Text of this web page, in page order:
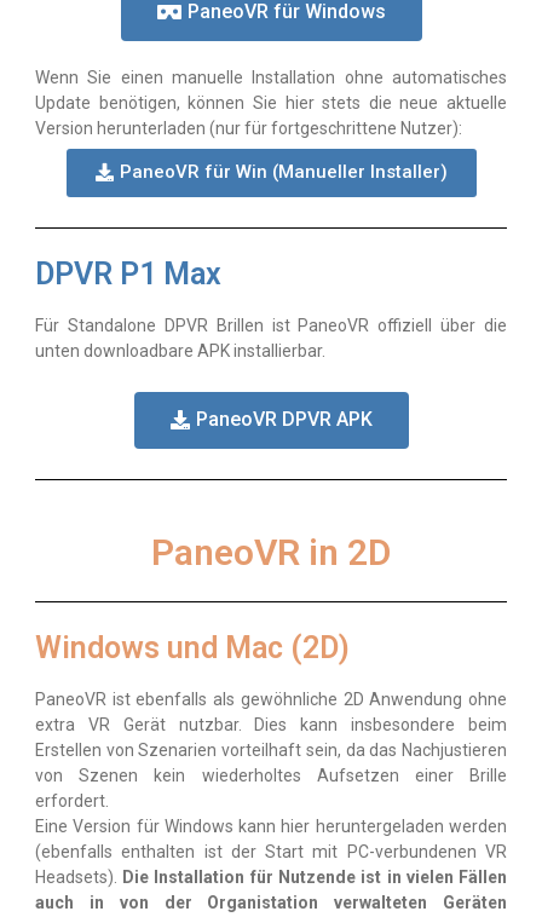
PaneoVR für Windows
Wenn Sie einen manuelle Installation ohne automatisches
Update benötigen, können Sie hier stets die neue aktuelle
Version herunterladen (nur für fortgeschrittene Nutzer):
PaneoVR für Win (Manueller Installer)
DPVR P1 Max
Für Standalone DPVR Brillen ist PaneoVR offiziell über die
unten downloadbare APK installierbar.
PaneoVR DPVR APK
PaneoVR in 2D
Windows und Mac (2D)
PaneoVR ist ebenfalls als gewöhnliche 2D Anwendung ohne
extra VR Gerät nutzbar. Dies kann insbesondere beim
Erstellen von Szenarien vorteilhaft sein, da das Nachjustieren
von Szenen kein wiederholtes Aufsetzen einer Brille
erfordert.
Eine Version für Windows kann hier heruntergeladen werden
(ebenfalls enthalten ist der Start mit PC-verbundenen VR
Headsets).
Die Installation für Nutzende ist in vielen Fällen
auch in von der Organistation verwalteten Geräten